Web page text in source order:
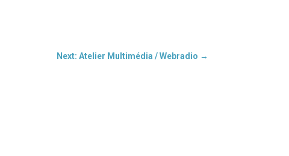
Next: Atelier Multimédia / Webradio →